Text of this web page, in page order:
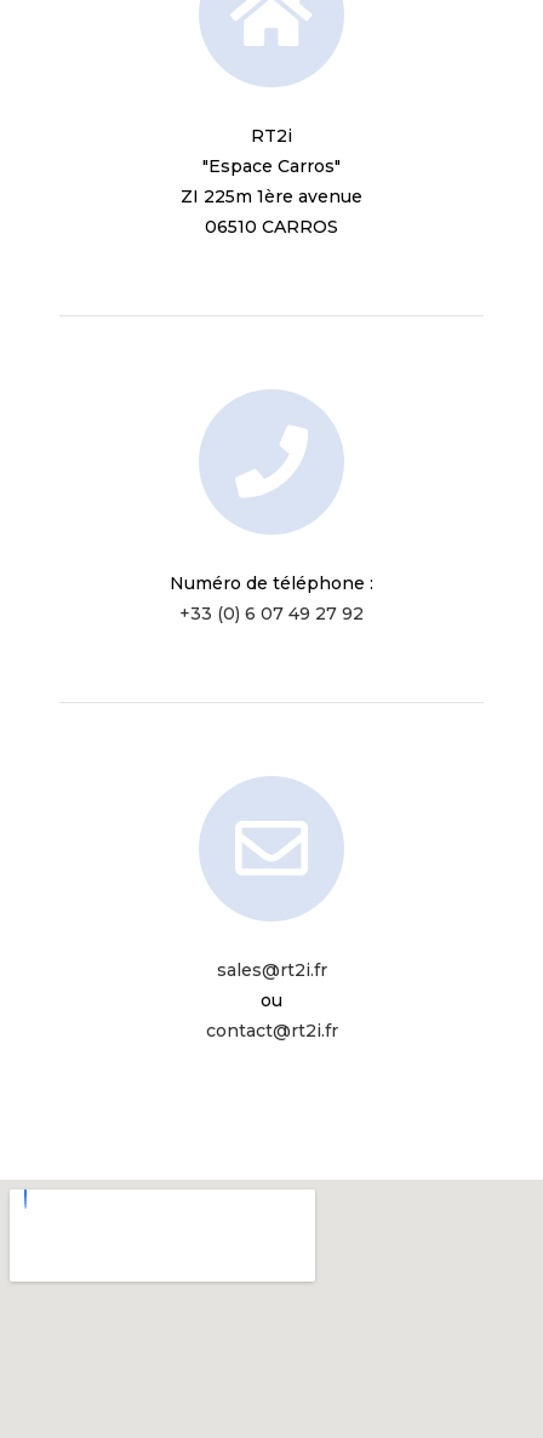
RT2i
"Espace Carros"
ZI 225m 1ère avenue
06510 CARROS
Numéro de téléphone :
+33 (0) 6 07 49 27 92​
sales@rt2i.fr
ou
contact@rt2i.fr